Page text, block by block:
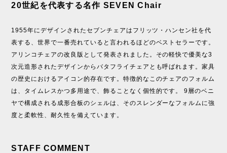
20世紀を代表する名作 SEVEN Chair
1955年にデザインされたセブンチェアはフリッツ・ハンセン社を代
表する、世界で一番売れていると言われるほどのベストセラーです。
アリンコチェアの改良版として発表されました。その軽快で優美な3
次元造形されたデザインからバタフライチェアとも呼ばれます。家具
の歴史におけるアイコン的存在です。特徴的なこのチェアのフォルム
は、タイムレスかつ多用途で、飾ることなく個性的です。 9層のベニ
ヤで構成される成形合板のシェルは、そのスレンダーなフォルムに強
度と柔軟性、耐久性を備えています。
STAFF COMMENT